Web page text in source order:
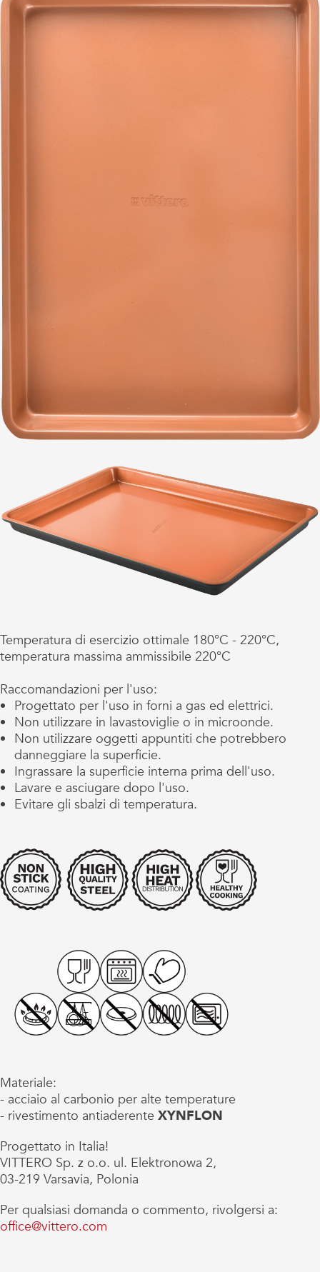
Materiale:
- acciaio al carbonio per alte temperature
- rivestimento antiaderente XYNFLON
Progettato in Italia!
VITTERO Sp. z o.o. ul. Elektronowa 2,
03-219 Varsavia, Polonia
Per qualsiasi domanda o commento, rivolgersi a:
office@vittero.com
Temperatura di esercizio ottimale 180°C - 220°C,
temperatura massima ammissibile 220°C
Raccomandazioni per l'uso:
Progettato per l'uso in forni a gas ed elettrici.
Non utilizzare in lavastoviglie o in microonde.
Non utilizzare oggetti appuntiti che potrebbero
danneggiare la superficie.
Ingrassare la superficie interna prima dell'uso.
Lavare e asciugare dopo l'uso.
Evitare gli sbalzi di temperatura.